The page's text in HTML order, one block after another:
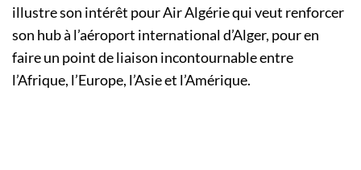
illustre son intérêt pour Air Algérie qui veut renforcer
son hub à l’aéroport international d’Alger, pour en
faire un point de liaison incontournable entre
l’Afrique, l’Europe, l’Asie et l’Amérique.